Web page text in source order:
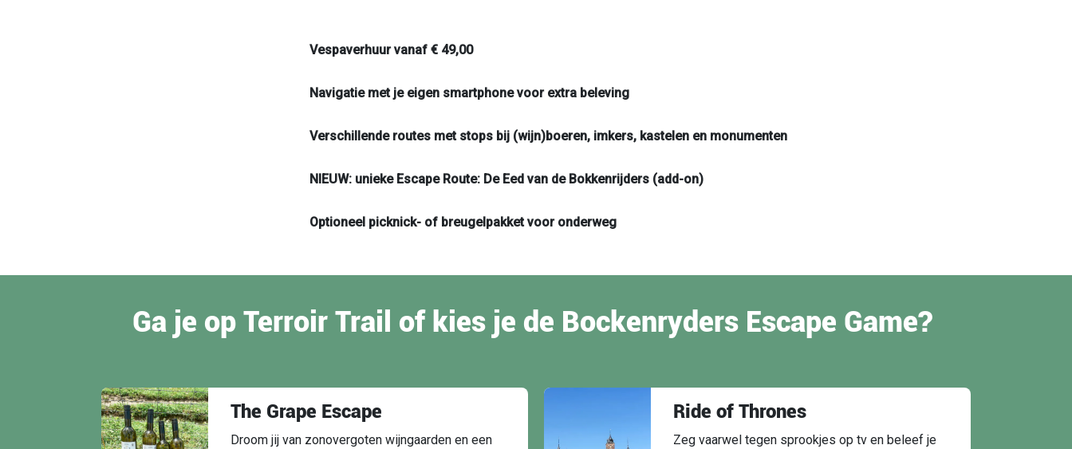
Vespaverhuur vanaf € 49,00
Navigatie met je eigen smartphone voor extra beleving
Verschillende routes met stops bij (wijn)boeren, imkers, kastelen en monumenten
NIEUW: unieke Escape Route: De Eed van de Bokkenrijders (add-on)
Optioneel picknick- of breugelpakket voor onderweg
The Grape Escape
Droom jij van zonovergoten wijngaarden en een
Ride of Thrones
Zeg vaarwel tegen sprookjes op tv en beleef je
Ga je op Terroir Trail of kies je de Bockenryders Escape Game?